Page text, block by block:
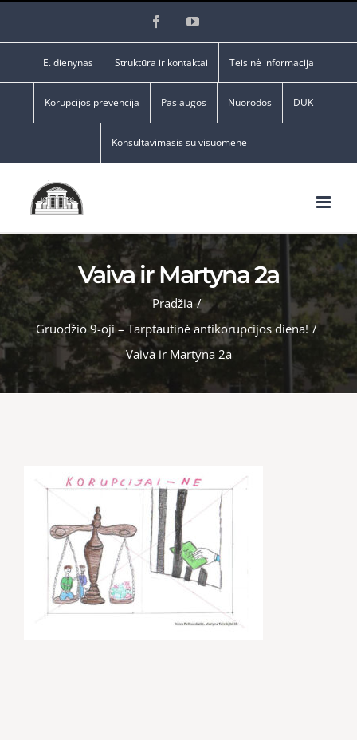
FacebookYouTube
E. dienynas Struktūra ir kontaktai Teisinė informacija
Korupcijos prevencija Paslaugos Nuorodos DUK
Konsultavimasis su visuomene
Vaiva ir Martyna 2a
Pradžia /
Gruodžio 9-oji – Tarptautinė antikorupcijos diena! /
Vaiva ir Martyna 2a